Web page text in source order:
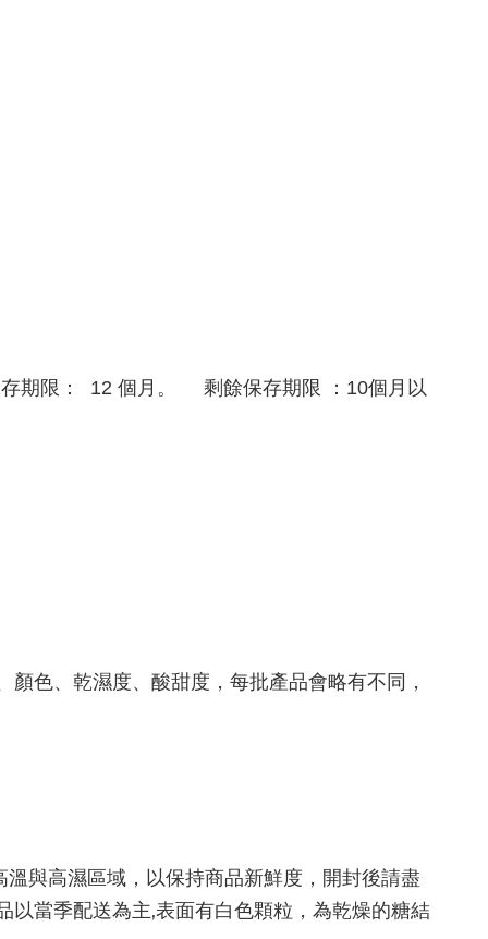
期限：  12 個月。     剩餘保存期限 ：10個月以
色、乾濕度、酸甜度，每批產品會略有不同，
與高濕區域，以保持商品新鮮度，開封後請盡
當季配送為主,表面有白色顆粒，為乾燥的糖結